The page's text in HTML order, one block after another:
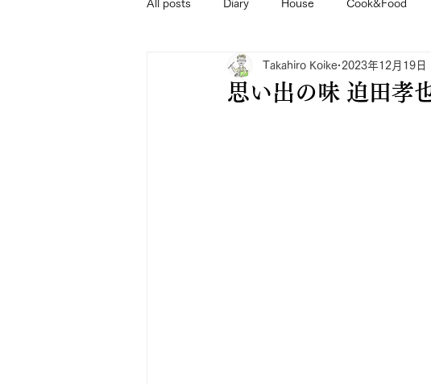
All posts Diary House Cook&Food
思い出の味 迫田孝
Takahiro Koike 2023年12月19日